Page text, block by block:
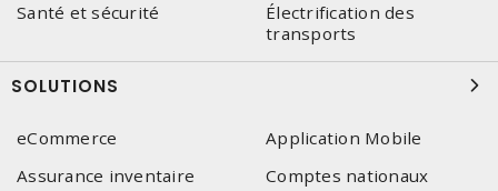
Santé et sécurité
Électrification des
transports
SOLUTIONS
eCommerce
Application Mobile
Assurance inventaire
Comptes nationaux